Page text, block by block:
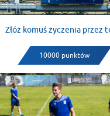
Złóż komuś życzenia przez
10000 punktów